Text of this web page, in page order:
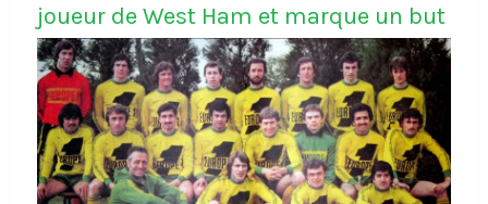
joueur de West Ham et marque un but